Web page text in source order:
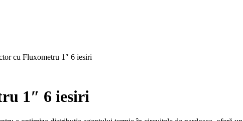
cu Fluxometru 1″ 6 iesiri
1″ 6 iesiri